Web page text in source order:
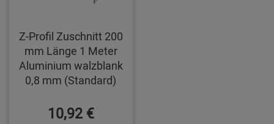
Z-Profil Zuschnitt 200
mm Länge 1 Meter
Aluminium walzblank
0,8 mm (Standard)
10,92 €